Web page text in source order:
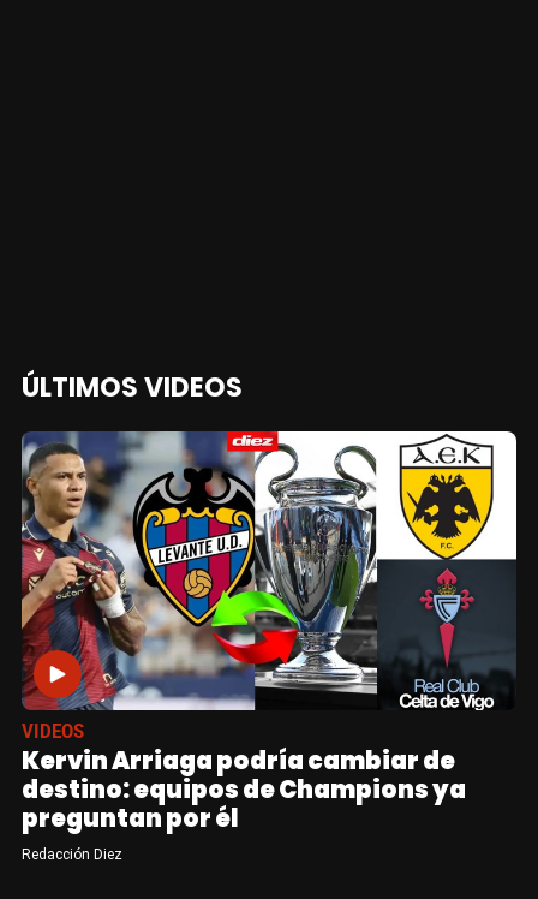
ÚLTIMOS VIDEOS
VIDEOS
Kervin Arriaga podría cambiar de
destino: equipos de Champions ya
preguntan por él
Redacción Diez